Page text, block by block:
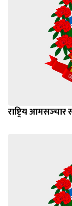
राष्ट्रिय